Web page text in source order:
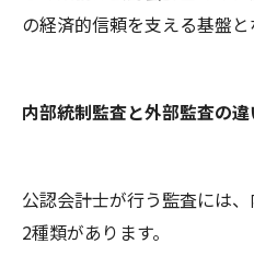
の経済的信頼を支える基盤と
内部統制監査と外部監査の違
公認会計士が行う監査には
2種類があります。